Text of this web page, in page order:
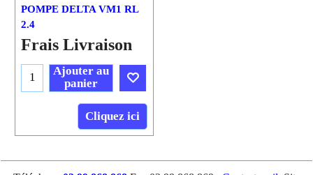
Frais Livraison
POMPE DELTA VM1 RL
2.4
Ajouter au
panier
Cliquez ici